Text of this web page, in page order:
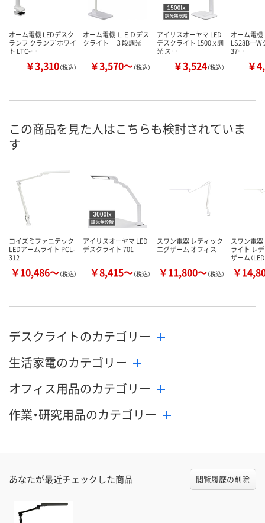
オーム電機 LEDデスク
ランプ クランプ ホワイ
ト LTC-…
￥3,310（税込）
オーム電機 ＬＥＤデス
クライト ３段調光
￥3,570～（税込）
アイリスオーヤマ LED
デスクライト 1500lx 調
光 ス…
￥3,524（税込）
オーム電機
LS28BーW
37…
￥
この商品を見た人はこちらも検討されていま
す
コイズミファニテック
LEDアームライト PCL-
312
￥10,486～（税込）
アイリスオーヤマ LED
デスクライト 701
￥8,415～（税込）
スワン電器 レディック
エグザーム オフィス
￥11,800～（税込）
スワン電
ライト レ
ザーム（
￥
デスクライトのカテゴリー
生活家電のカテゴリー
オフィス用品のカテゴリー
作業・研究用品のカテゴリー
あなたが最近チェックした商品 閲覧履歴の削除